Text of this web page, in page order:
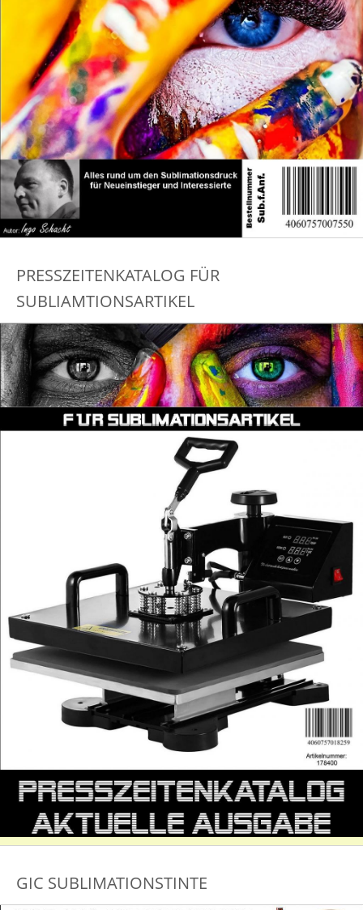
PRESSZEITENKATALOG FÜR
SUBLIAMTIONSARTIKEL
GIC SUBLIMATIONSTINTE